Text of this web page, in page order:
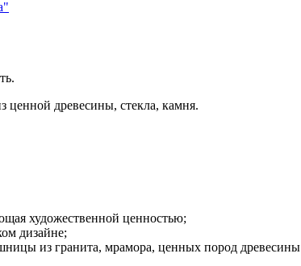
древесины, стекла, камня.
художественной ценностью;
дизайне;
из гранита, мрамора, ценных пород древесины